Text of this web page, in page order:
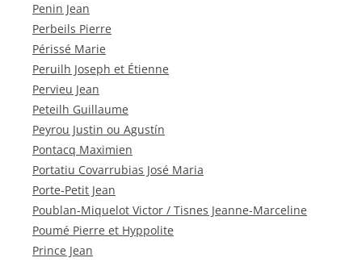
Penin Jean
Perbeils Pierre
Périssé Marie
Peruilh Joseph et Étienne
Pervieu Jean
Peteilh Guillaume
Peyrou Justin ou Agustín
Pontacq Maximien
Portatiu Covarrubias José Maria
Porte-Petit Jean
Poublan-Miquelot Victor / Tisnes Jeanne-Marceline
Poumé Pierre et Hyppolite
Prince Jean